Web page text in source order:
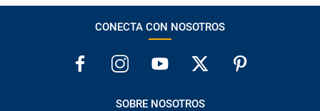
CONECTA CON NOSOTROS
SOBRE NOSOTROS